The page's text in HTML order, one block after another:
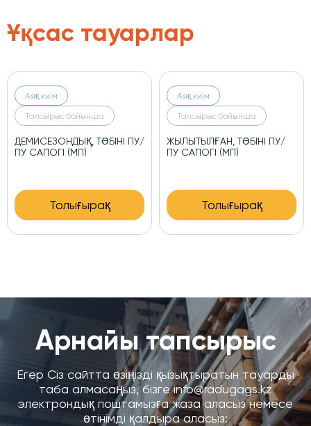
Ұқсас тауарлар
ТӘБІНІ ПУ/
Тапсырыс бойынша
ЖЫЛЫТЫЛҒАН, ТӘБІНІ ПУ/
ПУ САПОГІ (МП)
Толығырақ
Тапсырыс
Арнайы тапсырыс
Егер Сіз сайтта өзіңізді қызықтыратын тауарды
таба алмасаңыз, бізге info@radugags.kz
электрондық поштамызға жаза аласыз немесе
өтінімді қалдыра аласыз: